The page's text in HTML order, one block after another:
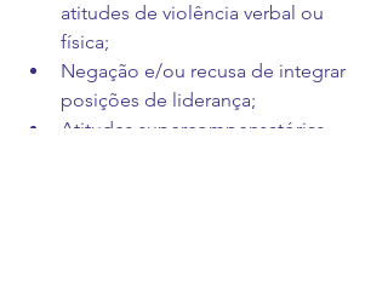
atitudes de violência verbal ou
física;
Negação e/ou recusa de integrar
posições de liderança;
Atitudes supercompensatórias